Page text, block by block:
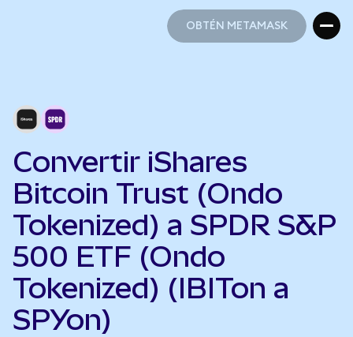
OBTÉN METAMASK
Convertir iShares
Bitcoin Trust (Ondo
Tokenized) a SPDR S&P
500 ETF (Ondo
Tokenized) (IBITon a
SPYon)